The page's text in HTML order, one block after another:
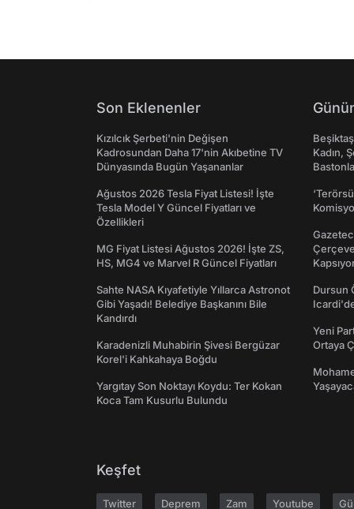
Son Eklenenler
Kızılcık Şerbeti'nin Değişen
Kadrosundan Daha 17'nin Akıbetine TV
Dünyasında Bugün Yaşananlar
Ağustos 2026 Tesla Fiyat Listesi! İşte
Tesla Model Y Güncel Fiyatları ve
Özellikleri
MG Fiyat Listesi Ağustos 2026! İşte ZS,
HS, MG4 ve Marvel R Güncel Fiyatları
Sahte NASA Kıyafetiyle Yıllarca Astronot
Gibi Yaşadı! Belediye Başkanını Bile
Kandırdı
Karadenizli Muhabirin Şivesi Bergüzar
Korel'i Kahkahaya Boğdu
Yargıtay Son Noktayı Koydu: Ter Kokan
Koca Tam Kusurlu Bulundu
Kadın,
Dursun
Yeni
Ortaya
Keşfet
Twitter Deprem Zam Youtube